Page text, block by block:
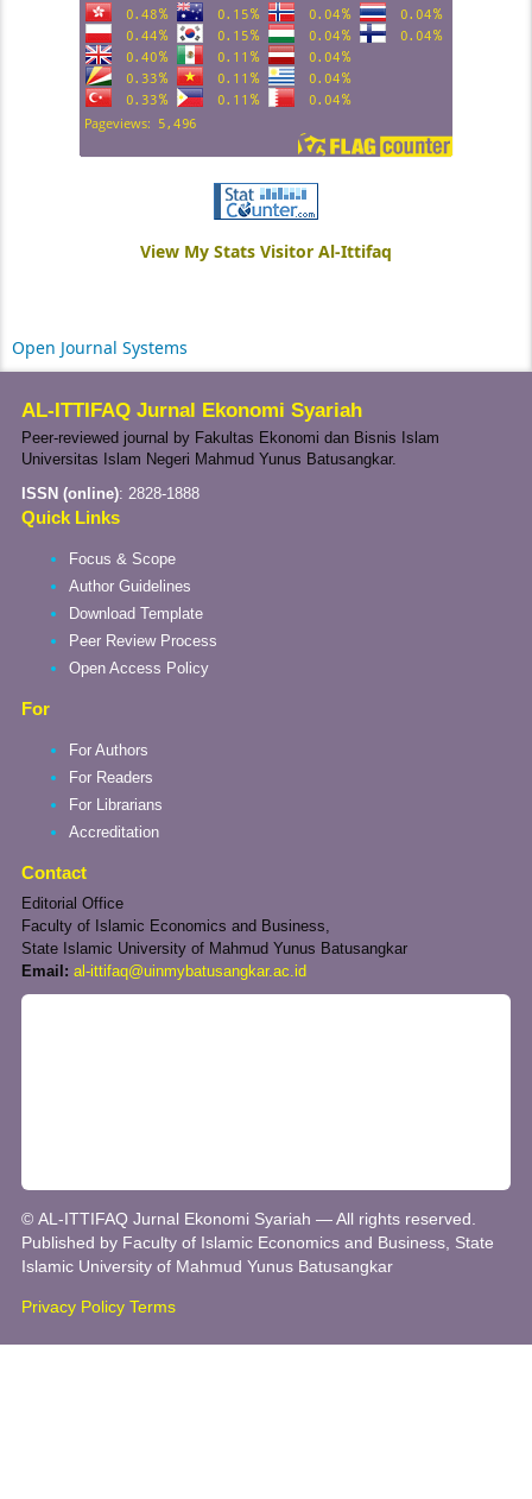
View My Stats Visitor Al-Ittifaq
Open Journal Systems
AL-ITTIFAQ Jurnal Ekonomi Syariah
Peer-reviewed journal by Fakultas Ekonomi dan Bisnis Islam
Universitas Islam Negeri Mahmud Yunus Batusangkar.
ISSN (online): 2828-1888
Quick Links
Focus & Scope
Author Guidelines
Download Template
Peer Review Process
Open Access Policy
For
For Authors
For Readers
For Librarians
Accreditation
Contact
Editorial Office
Faculty of Islamic Economics and Business,
State Islamic University of Mahmud Yunus Batusangkar
Email: al-ittifaq@uinmybatusangkar.ac.id
© AL-ITTIFAQ Jurnal Ekonomi Syariah — All rights reserved.
Published by Faculty of Islamic Economics and Business, State
Islamic University of Mahmud Yunus Batusangkar
Privacy Policy Terms